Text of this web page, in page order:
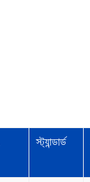
স্ট্যান্ডার্ড